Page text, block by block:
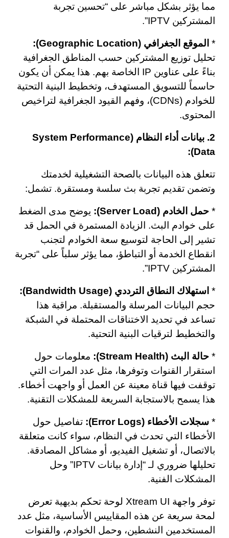
مما يؤثر بشكل مباشر على “تحسين تجربة
المشتركين IPTV”.
* الموقع الجغرافي (Geographic Location):
تحليل توزيع المشتركين حسب المناطق الجغرافية
بناءً على عناوين IP الخاصة بهم. هذا يمكن أن يكون
حاسماً للتسويق المستهدف، وتخطيط البنية التحتية
للخوادم (CDNs)، وفهم القيود الجغرافية لتراخيص
المحتوى.
2. بيانات أداء النظام (System Performance
Data):
تتعلق هذه البيانات بالصحة التشغيلية لخدمتك
وتضمن تقديم تجربة بث سلسة ومستقرة. تشمل:
* حمل الخادم (Server Load):
يوضح مدى الضغط
على خوادم البث. الزيادة المستمرة في الحمل قد
تشير إلى الحاجة لتوسيع سعة الخوادم لتجنب
انقطاع الخدمة أو التباطؤ، مما يؤثر سلباً على “تجربة
المشتركين IPTV”.
* استهلاك النطاق الترددي (Bandwidth Usage):
حجم البيانات المرسلة والمستقبلة. مراقبة هذا
تساعد في تحديد الاختناقات المحتملة في الشبكة
والتخطيط لترقيات البنية التحتية.
* حالة البث (Stream Health):
معلومات حول
استقرار القنوات وتوفرها، مثل عدد المرات التي
توقفت فيها قناة معينة عن العمل أو واجهت أخطاء.
هذا يسمح بالاستجابة السريعة للمشكلات التقنية.
* سجلات الأخطاء (Error Logs):
تفاصيل حول
الأخطاء التي تحدث في النظام، سواء كانت متعلقة
بالاتصال، أو تشغيل الفيديو، أو مشاكل المصادقة.
تحليلها ضروري لـ “إدارة بيانات IPTV” وحل
المشكلات الفنية.
توفر واجهة Xtream UI لوحة تحكم بديهية تعرض
لمحة سريعة عن هذه المقاييس الأساسية، مثل عدد
المستخدمين النشطين، وحمل الخوادم، والقنوات